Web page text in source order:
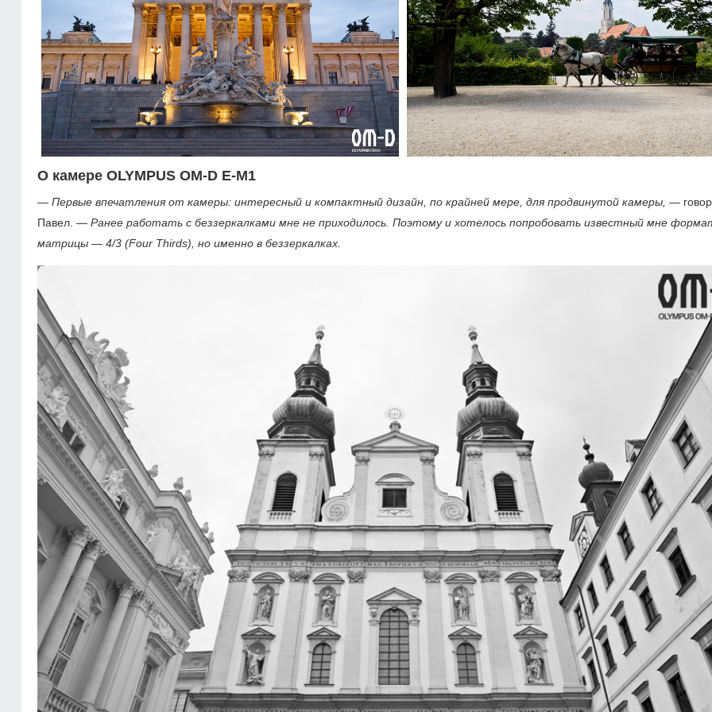
О камере OLYMPUS OM-D E-M1
— Первые впечатления от камеры: интересный и компактный дизайн, по крайней мере, для продвинутой камеры, —
Павел. — Ранее работать с беззеркалками мне не приходилось. Поэтому и хотелось попробовать известный мне
матрицы — 4/3 (Four Thirds), но именно в беззеркалках.